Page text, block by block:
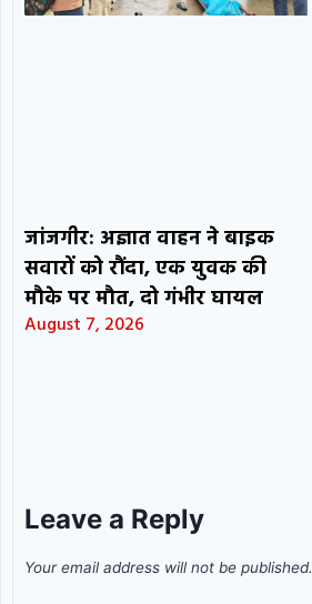
जांजगीर: अज्ञात वाहन ने बाइक
सवारों को रौंदा, एक युवक की
मौके पर मौत, दो गंभीर घायल
August 7, 2026
Leave a Reply
Your email address will not be published.